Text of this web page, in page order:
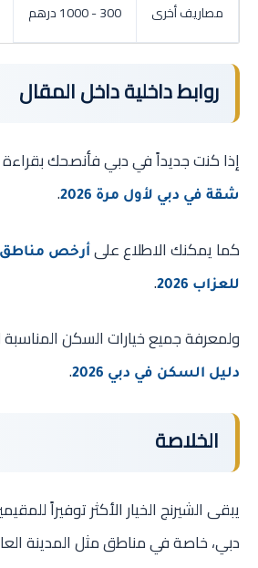
مصاريف أخرى 300 - 1000 درهم
روابط داخلية داخل المقال
إذا كنت جديداً في دبي فأنصحك بقراءة
شقة في دبي لأول مرة 2026
.
كما يمكنك الاطلاع على أرخص
للعزاب 2026
.
ولمعرفة جميع خيارات السكن المناسبة
دليل السكن في دبي 2026 .
الخلاصة
يبقى الشيرنج الخيار الأكثر توفيراً
دبي، خاصة في مناطق مثل المدينة